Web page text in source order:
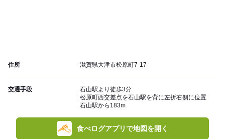
住所 滋賀県大津市松原町7-17
交通手段
石山駅より徒歩3分
松原町西交差点を石山駅を背に左折右側に位置
石山駅から183m
食べログアプリで地図を開く